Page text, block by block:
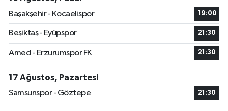
Başakşehir - Kocaelispor
19:00
Beşiktaş - Eyüpspor 21:30
Amed - Erzurumspor FK 21:30
17 Ağustos, Pazartesi
Samsunspor - Göztepe
21:30